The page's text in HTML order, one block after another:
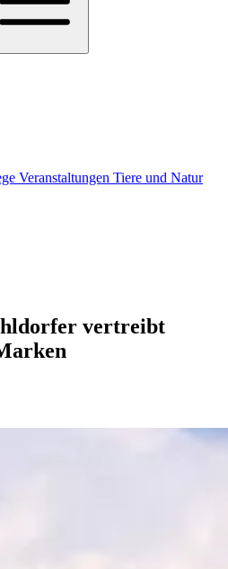
Veranstaltungen Tiere und Natur
vertreibt